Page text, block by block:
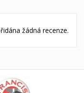
žádná recenze.